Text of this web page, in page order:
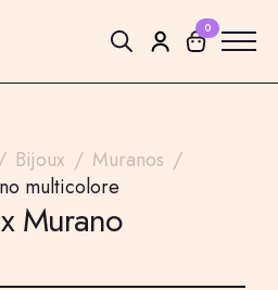
Search
0
Bijoux
Muranos
multicolore
Murano